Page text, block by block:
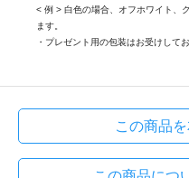
< 例 > 白色の場合、オフホワイト、
ます。
・プレゼント用の包装はお受けして
この商品